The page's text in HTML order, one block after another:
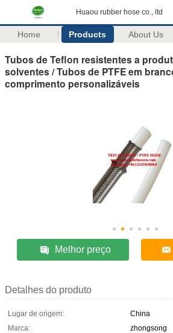
Huaou rubber hose co., ltd
Home Products About Us
Tubos de Teflon resistentes a
solventes / Tubos de PTFE em
comprimento personalizáveis
Melhor preço
Detalhes do produto
Lugar de origem:
China
Marca:
zhongsong